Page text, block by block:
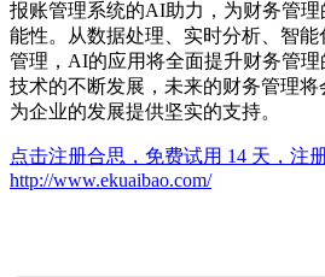
报账管理系统的AI助力，为财务管
能性。从数据处理、实时分析、智
管理，AI的应用将全面提升财务管
技术的不断发展，未来的财务管理将
为企业的发展提供坚实的支持。
点击注册合思，免费试用 14 天，注
http://www.ekuaibao.com/